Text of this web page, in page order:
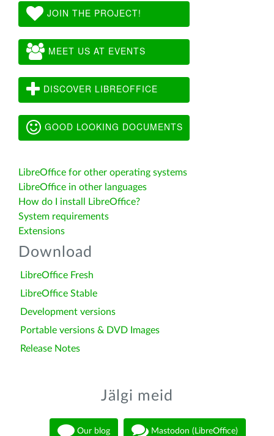
JOIN THE PROJECT!
MEET US AT EVENTS
DISCOVER LIBREOFFICE
GOOD LOOKING DOCUMENTS
LibreOffice for other operating systems
LibreOffice in other languages
How do I install LibreOffice?
System requirements
Extensions
Download
LibreOffice Fresh
LibreOffice Stable
Development versions
Portable versions & DVD Images
Release Notes
Jälgi meid
Our blog Mastodon (LibreOffice)